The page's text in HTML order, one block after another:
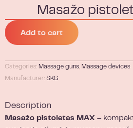
Masažo
Add to cart
Categories: Massage guns, Massage devices
Manufacturer: SKG
Description
Masažo pistoletas MAX –